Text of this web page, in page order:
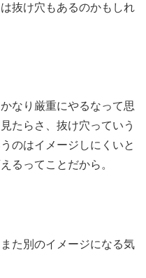
抜け穴もあるのかもしれ
なり厳重にやるなって思
たらさ、抜け穴っていう
のはイメージしにくいと
るってことだから。
た別のイメージになる気